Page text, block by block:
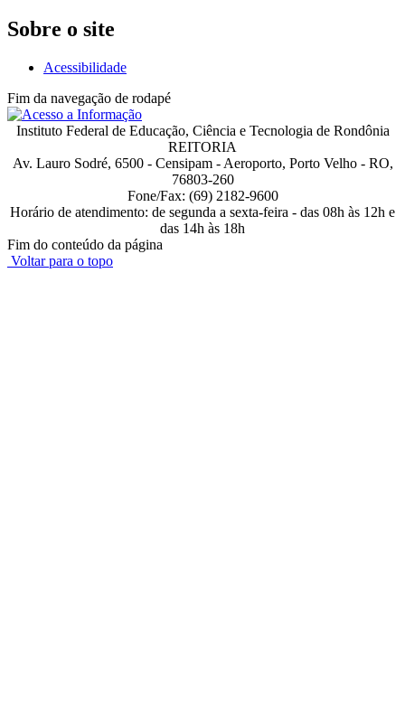
Sobre o site
Acessibilidade
Fim da navegação de rodapé
Instituto Federal de Educação, Ciência e Tecnologia de Rondônia
REITORIA
Av. Lauro Sodré, 6500 - Censipam - Aeroporto, Porto Velho - RO,
76803-260
Fone/Fax: (69) 2182-9600
Horário de atendimento: de segunda a sexta-feira - das 08h às 12h e
das 14h às 18h
Fim do conteúdo da página
Voltar para o topo